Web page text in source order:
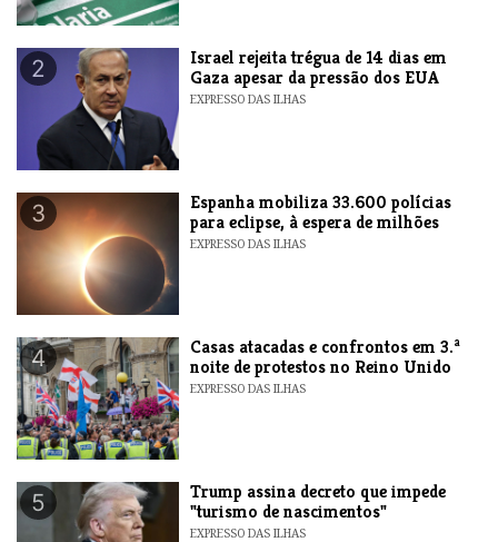
2
​Israel rejeita trégua de 14 dias em
Gaza apesar da pressão dos EUA
EXPRESSO DAS ILHAS
3
Espanha mobiliza 33.600 polícias
para eclipse, à espera de milhões
EXPRESSO DAS ILHAS
4
Casas atacadas e confrontos em 3.ª
noite de protestos no Reino Unido
EXPRESSO DAS ILHAS
5
Trump assina decreto que impede
"turismo de nascimentos"
EXPRESSO DAS ILHAS